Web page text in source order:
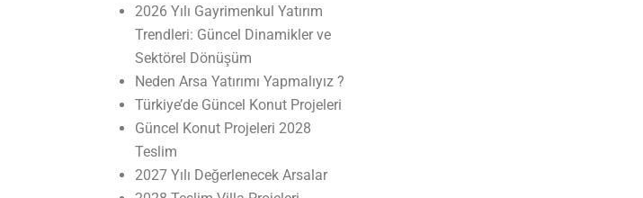
2026 Yılı Gayrimenkul Yatırım
Trendleri: Güncel Dinamikler ve
Sektörel Dönüşüm
Neden Arsa Yatırımı Yapmalıyız ?
Türkiye’de Güncel Konut Projeleri
Güncel Konut Projeleri 2028
Teslim
2027 Yılı Değerlenecek Arsalar